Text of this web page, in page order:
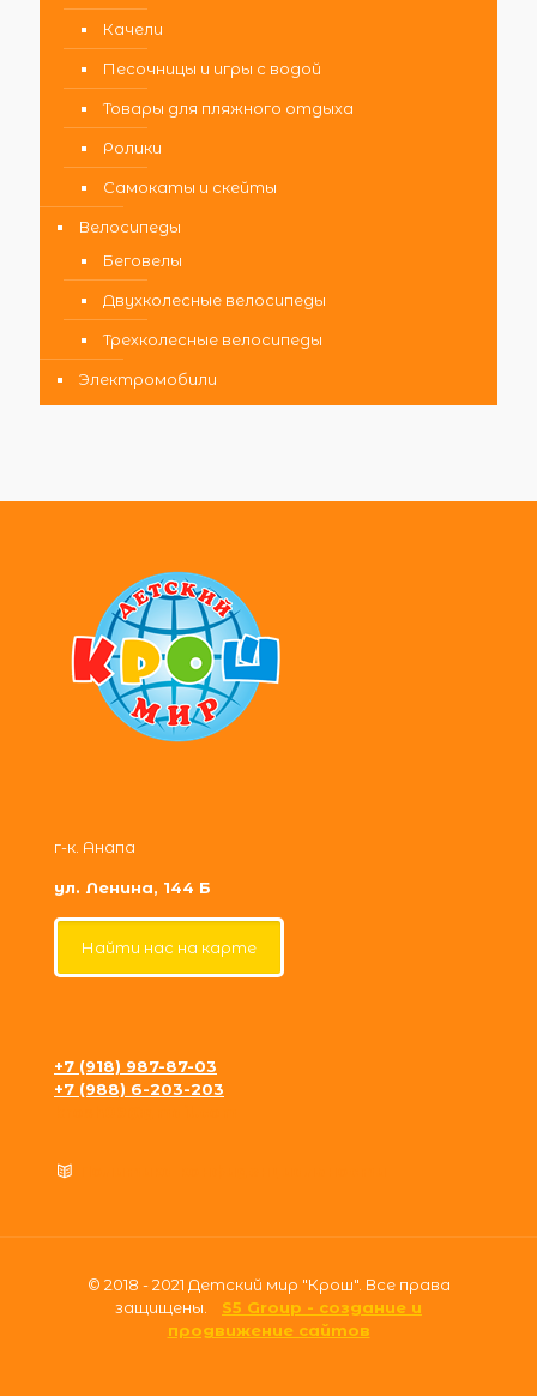
Качели
Песочницы и игры с водой
Товары для пляжного отдыха
Ролики
Самокаты и скейты
Велосипеды
Беговелы
Двухколесные велосипеды
Трехколесные велосипеды
Электромобили
г-к. Анапа
ул. Ленина, 144 Б
Найти нас на карте
+7 (918) 987-87-03
+7 (988) 6-203-203
© 2018 - 2021 Детский мир "Крош". Все права
защищены. S5 Group - создание и
продвижение сайтов